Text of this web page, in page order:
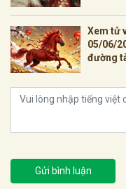
Xem tử
05/06/
đường
Gửi bình luận